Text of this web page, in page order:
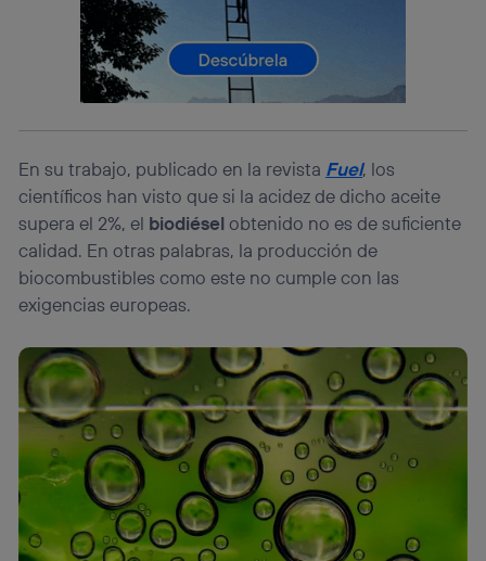
En su trabajo, publicado en la revista Fuel, los
científicos han visto que si la acidez de dicho aceite
supera el 2%, el biodiéselobtenido no es de suficiente
calidad. En otras palabras, la producción de
biocombustibles como este no cumple con las
exigencias europeas.
identificador. Típicamente:
Si utilizas unaconexión de banda ancha
el marketing o análisis se realizará en función de las
actividades de navegación de los miembros del hogar
personalizado, ya que se basará únicamente en la
navegación del usuario del móvil.
Puedes gestionar los consentimientos Utiq seleccionando
“Administrar Utiq” en la parte inferior de esta página web o
visitando el portal de privacidad de Utiq
(“consenthub”) . Para más información, consulta
la política de privacidad de Utiq